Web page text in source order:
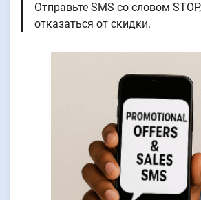
Отправьте SMS со словом
отказаться от скидки.